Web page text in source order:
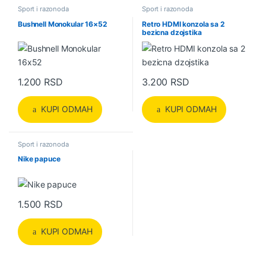
Sport i razonoda
Bushnell Monokular 16×52
1.200 RSD
KUPI ODMAH
Sport i razonoda
Retro HDMI konzola sa 2
bezicna dzojstika
3.200 RSD
KUPI ODMAH
Sport i razonoda
Nike papuce
1.500 RSD
KUPI ODMAH